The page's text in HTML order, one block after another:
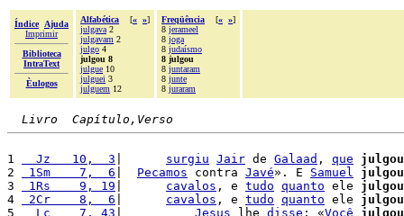
Índice
Ajuda
Imprimir
Biblioteca
IntraText
Èulogos
Alfabética [« »]
julgava 2
julgavam 2
julgo 4
julgou 8
julgue 10
julguei 3
julguem 12
Freqüência [« »]
8 jerameel
8 joga
8 judaísmo
8 julgou
8 juntaram
8 junte
8 juraram
Livro  Capítulo,Verso
1
  Jz   10,  3
surgiu Jair de Galaad , que
julgou
2
1Sm    7,  6 Pecamos contra Javé». E Samuel
julgou
3
1Rs    9, 19 cavalos , e tudo quanto ele julgou
4
2Cr    8,  6 cavalos , e tudo quanto ele julgou
5
  Lc    7, 43
Jesus lhe disse : «Você
julgou